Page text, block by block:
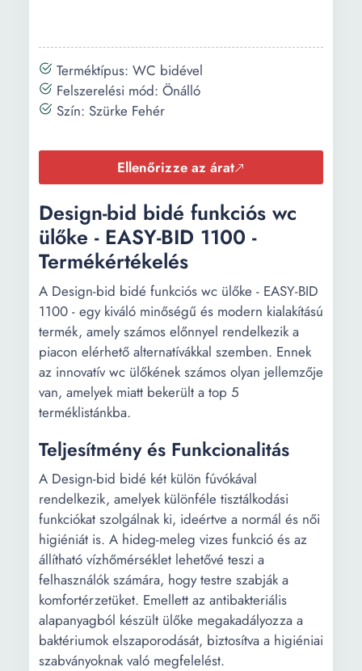
Terméktípus: WC bidével
Felszerelési mód: Önálló
Szín: Szürke Fehér
Ellenőrizze az árat
Design-bid bidé funkciós wc
ülőke - EASY-BID 1100 -
Termékértékelés
A Design-bid bidé funkciós wc ülőke - EASY-BID
1100 - egy kiváló minőségű és modern kialakítású
termék, amely számos előnnyel rendelkezik a
piacon elérhető alternatívákkal szemben. Ennek
az innovatív wc ülőkének számos olyan jellemzője
van, amelyek miatt bekerült a top 5
terméklistánkba.
Teljesítmény és Funkcionalitás
A Design-bid bidé két külön fúvókával
rendelkezik, amelyek különféle tisztálkodási
funkciókat szolgálnak ki, ideértve a normál és női
higiéniát is. A hideg-meleg vizes funkció és az
állítható vízhőmérséklet lehetővé teszi a
felhasználók számára, hogy testre szabják a
komfortérzetüket. Emellett az antibakteriális
alapanyagból készült ülőke megakadályozza a
baktériumok elszaporodását, biztosítva a higiéniai
szabványoknak való megfelelést.